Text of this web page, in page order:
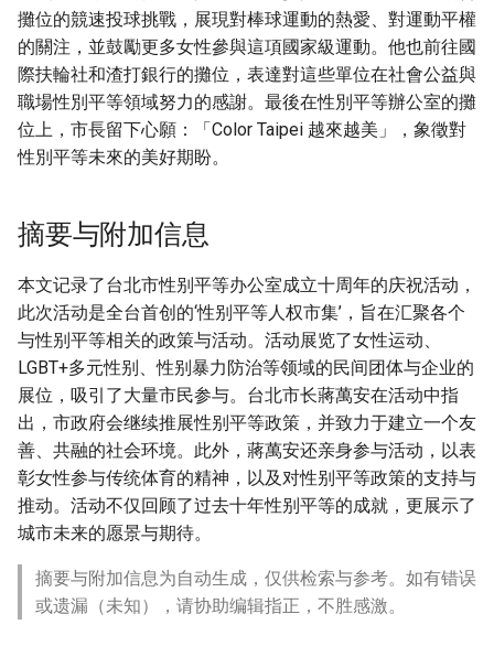
攤位的競速投球挑戰，展現對棒球運動的熱愛、對運動平權
的關注，並鼓勵更多女性參與這項國家級運動。他也前往國
際扶輪社和渣打銀行的攤位，表達對這些單位在社會公益與
職場性別平等領域努力的感謝。最後在性別平等辦公室的攤
位上，市長留下心願：「Color Taipei 越來越美」，象徵對
性別平等未來的美好期盼。
摘要与附加信息
本文记录了台北市性别平等办公室成立十周年的庆祝活动，
此次活动是全台首创的‘性别平等人权市集’，旨在汇聚各个
与性别平等相关的政策与活动。活动展览了女性运动、
LGBT+多元性别、性别暴力防治等领域的民间团体与企业的
展位，吸引了大量市民参与。台北市长蔣萬安在活动中指
出，市政府会继续推展性别平等政策，并致力于建立一个友
善、共融的社会环境。此外，蔣萬安还亲身参与活动，以表
彰女性参与传统体育的精神，以及对性别平等政策的支持与
推动。活动不仅回顾了过去十年性别平等的成就，更展示了
城市未来的愿景与期待。
摘要与附加信息为自动生成，仅供检索与参考。如有错误
或遗漏（未知），请协助编辑指正，不胜感激。